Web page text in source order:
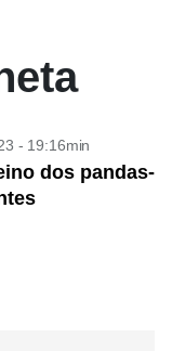
- 19:16min
dos pandas-